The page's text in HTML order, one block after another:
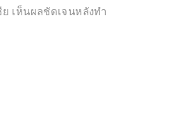
เห็นผลชัดเจนหลังทำ